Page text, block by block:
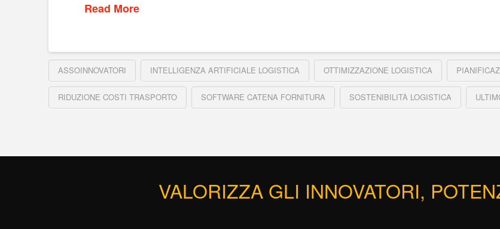
Read More
ASSOINNOVATORI INTELLIGENZA ARTIFICIALE LOGISTICA OTTIMIZZAZIONE LOGISTICA
RIDUZIONE COSTI TRASPORTO SOFTWARE CATENA FORNITURA SOSTENIBILITÀ LOGISTICA
VALORIZZA GLI INNOVATORI,